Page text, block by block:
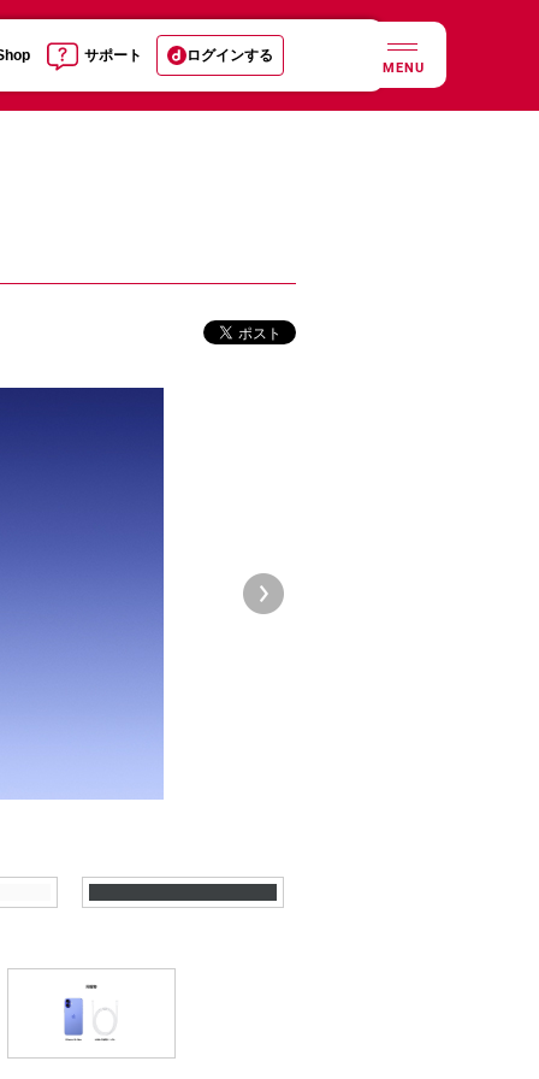
サポート ログインする
MENU